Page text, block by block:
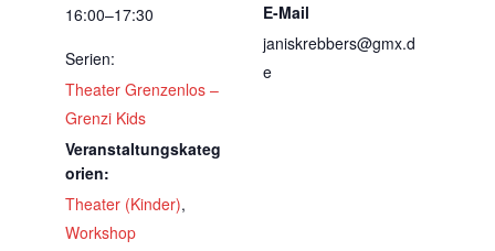
16:00–17:30
Serien:
Theater Grenzenlos –
Grenzi Kids
Veranstaltungskateg
orien:
Theater (Kinder),
Workshop
E-Mail
janiskrebbers@gmx.d
e